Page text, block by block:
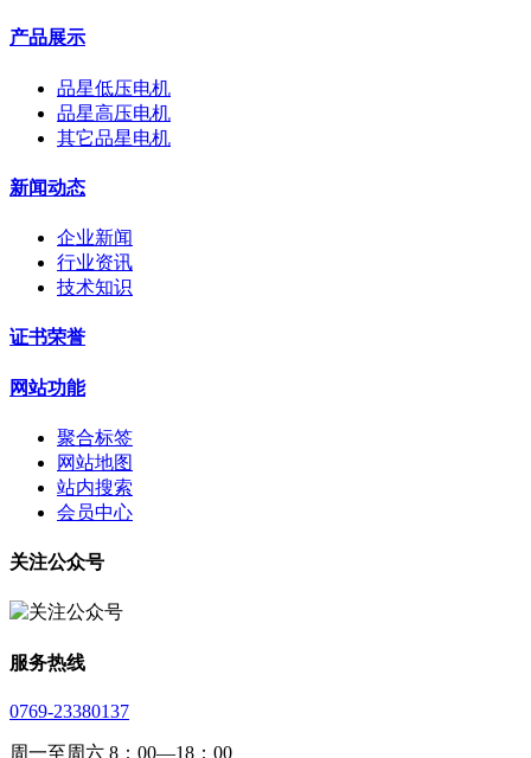
产品展示
品星低压电机
品星高压电机
其它品星电机
新闻动态
企业新闻
行业资讯
技术知识
证书荣誉
网站功能
聚合标签
网站地图
站内搜索
会员中心
关注公众号
服务热线
0769-23380137
周一至周六 8：00—18：00